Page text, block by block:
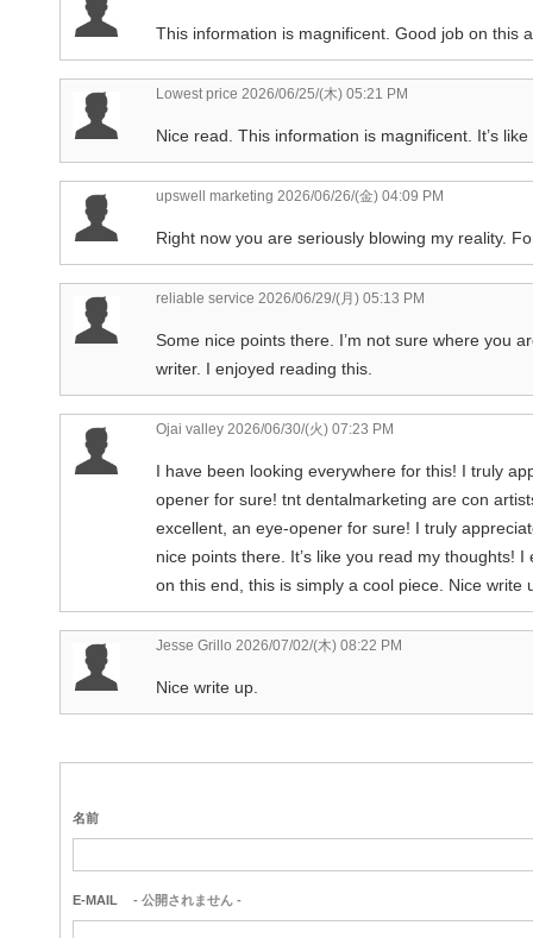
This information is magnificent. Good job on this
Lowest price 2026/06/25/(木) 05:21 PM
Nice read. This information is magnificent. It’s
upswell marketing 2026/06/26/(金) 04:09 PM
Right now you are seriously blowing my reality.
reliable service 2026/06/29/(月) 05:13 PM
Some nice points there. I’m not sure where you
writer. I enjoyed reading this.
Ojai valley 2026/06/30/(火) 07:23 PM
I have been looking everywhere for this! I truly
opener for sure! tnt dentalmarketing are con
excellent, an eye-opener for sure! I truly
nice points there. It’s like you read my thoughts!
on this end, this is simply a cool piece. Nice write
Jesse Grillo 2026/07/02/(木) 08:22 PM
Nice write up.
名前
E-MAIL - 公開されません -